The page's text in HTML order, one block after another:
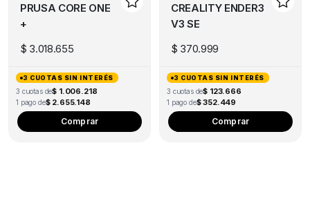
PRUSA CORE ONE
+
$ 3.018.655
3 CUOTAS SIN INTERÉS
3 cuotas de$ 1.006.218
1 pago de$ 2.655.148
Comprar
CREALITY ENDER3
V3 SE
$ 370.999
3 CUOTAS SIN INTERÉS
3 cuotas de$ 123.666
1 pago de$ 352.449
Comprar